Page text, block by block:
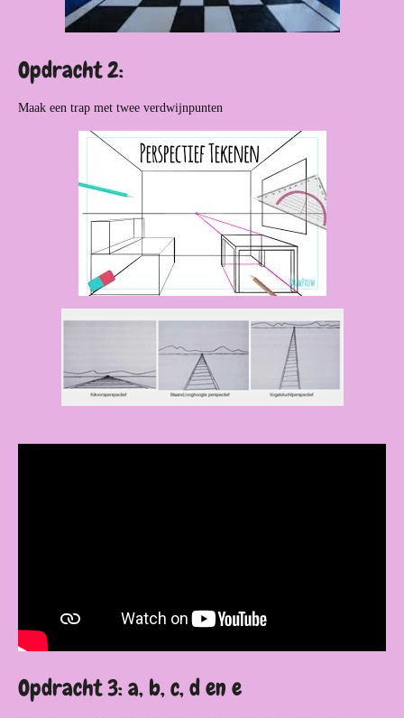
Opdracht 2:
Maak een trap met twee verdwijnpunten
Opdracht 3: a, b, c, d en e